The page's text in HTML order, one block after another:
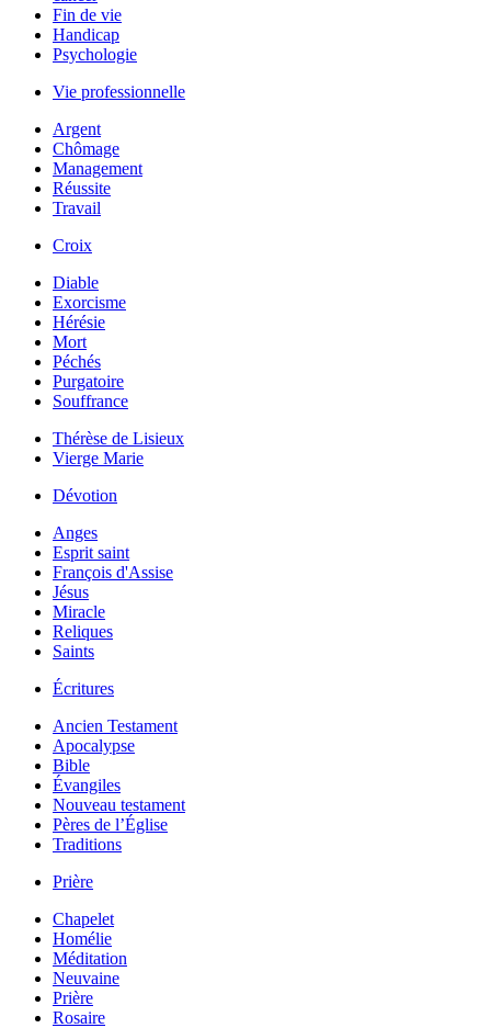
Fin de vie
Handicap
Psychologie
Vie professionnelle
Argent
Chômage
Management
Réussite
Travail
Croix
Diable
Exorcisme
Hérésie
Mort
Péchés
Purgatoire
Souffrance
Thérèse de Lisieux
Vierge Marie
Dévotion
Anges
Esprit saint
François d'Assise
Jésus
Miracle
Reliques
Saints
Écritures
Ancien Testament
Apocalypse
Bible
Évangiles
Nouveau testament
Pères de l’Église
Traditions
Prière
Chapelet
Homélie
Méditation
Neuvaine
Prière
Rosaire